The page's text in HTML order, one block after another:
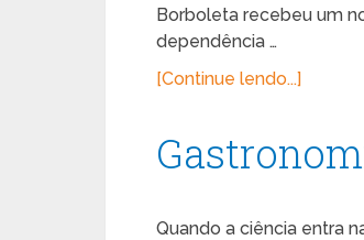
Borboleta recebeu um
dependência …
[Continue lendo...]
Quando a ciência entra